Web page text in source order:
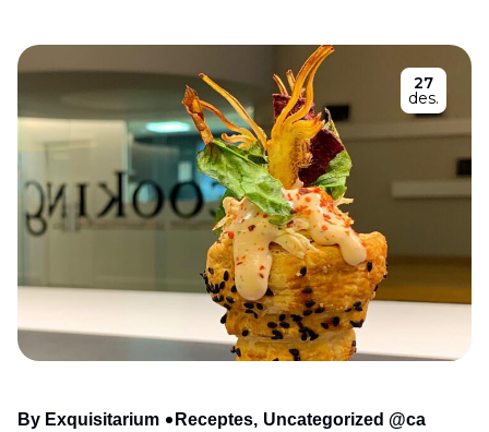
27
des.
By Exquisitarium Receptes Uncategorized @ca